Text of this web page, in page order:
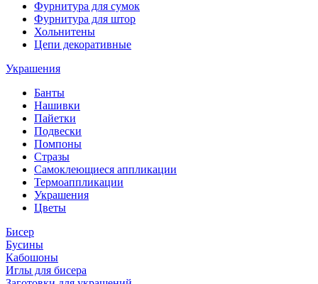
Фурнитура для сумок
Фурнитура для штор
Хольнитены
Цепи декоративные
Украшения
Банты
Нашивки
Пайетки
Подвески
Помпоны
Стразы
Самоклеющиеся аппликации
Термоаппликации
Украшения
Цветы
Бисер
Бусины
Кабошоны
Иглы для бисера